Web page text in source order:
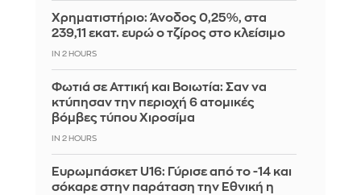
Χρηματιστήριο: Άνοδος 0,25%, στα
239,11 εκατ. ευρώ ο τζίρος στο κλείσιμο
IN 2 HOURS
Φωτιά σε Αττική και Βοιωτία: Σαν να
κτύπησαν την περιοχή 6 ατομικές
βόμβες τύπου Χιροσίμα
IN 2 HOURS
Ευρωμπάσκετ U16: Γύρισε από το -14 και
σόκαρε στην παράταση την Εθνική η